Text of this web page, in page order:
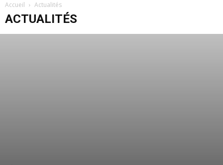
Accueil Actualités
ACTUALITÉS